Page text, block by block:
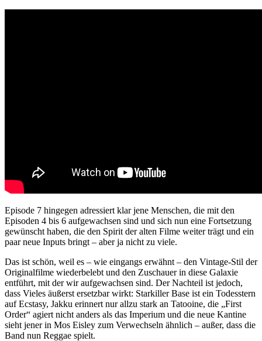
Episode 7 hingegen adressiert klar jene Menschen, die mit den
Episoden 4 bis 6 aufgewachsen sind und sich nun eine Fortsetzung
gewünscht haben, die den Spirit der alten Filme weiter trägt und ein
paar neue Inputs bringt – aber ja nicht zu viele.
Das ist schön, weil es – wie eingangs erwähnt – den Vintage-Stil der
Originalfilme wiederbelebt und den Zuschauer in diese Galaxie
entführt, mit der wir aufgewachsen sind. Der Nachteil ist jedoch,
dass Vieles äußerst ersetzbar wirkt: Starkiller Base ist ein Todesstern
auf Ecstasy, Jakku erinnert nur allzu stark an Tatooine, die „First
Order“ agiert nicht anders als das Imperium und die neue Kantine
sieht jener in Mos Eisley zum Verwechseln ähnlich – außer, dass die
Band nun Reggae spielt.